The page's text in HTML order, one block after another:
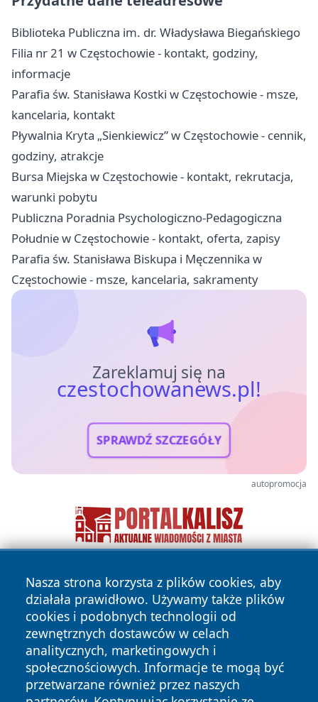
Biblioteka Publiczna im. dr. Władysława Biegańskiego
Filia nr 21 w Częstochowie - kontakt, godziny,
informacje
Parafia św. Stanisława Kostki w Częstochowie - msze,
kancelaria, kontakt
Pływalnia Kryta „Sienkiewicz” w Częstochowie - cennik,
godziny, atrakcje
Bursa Miejska w Częstochowie - kontakt, rekrutacja,
warunki pobytu
Publiczna Poradnia Psychologiczno-Pedagogiczna
Południe w Częstochowie - kontakt, oferta, zapisy
Parafia św. Stanisława Biskupa i Męczennika w
Częstochowie - msze, kancelaria, sakramenty
Zareklamuj się na
czestochowanews.pl!
SPRAWDŹ SZCZEGÓŁY
autopromocja
Nasza strona korzysta z plików cookies, aby
działała prawidłowo. Używamy także plików
cookies i podobnych technologii od
zewnętrznych dostawców w celach
analitycznych, marketingowych i
społecznościowych. Informacje te mogą być
przetwarzane również przez naszych
Copyright © 2026 czestochowanews.pl Wszystkie prawa
zastrzeżone.